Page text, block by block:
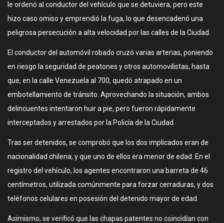
le ordenó al conductor del vehículo que se detuviera, pero este
hizo caso omiso y emprendió la fuga, lo que desencadenó una
peligrosa persecución a alta velocidad por las calles de la Ciudad.
El conductor del automóvil robado cruzó varias arterias, poniendo
en riesgo la seguridad de peatones y otros automovilistas, hasta
que, en la calle Venezuela al 700, quedó atrapado en un
embotellamiento de tránsito. Aprovechando la situación, ambos
delincuentes intentaron huir a pie, pero fueron rápidamente
interceptados y arrestados por la Policía de la Ciudad.
Tras ser detenidos, se comprobó que los dos implicados eran de
nacionalidad chilena, y que uno de ellos era menor de edad. En el
registro del vehículo, los agentes encontraron una barreta de 46
centímetros, utilizada comúnmente para forzar cerraduras, y dos
teléfonos celulares en posesión del detenido mayor de edad.
Asimismo, se verificó que las chapas patentes no coincidían con